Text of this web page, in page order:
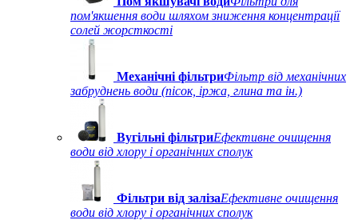
пом'якшення води шляхом зниження концентрації
солей жорсткості
Механічні фільтриФільтр від механічних
забруднень води (пісок, іржа, глина та ін.)
Вугільні фільтриЕфективне очищення
води від хлору і органічних сполук
Фільтри від залізаЕфективне очищення
води від хлору і органічних сполук